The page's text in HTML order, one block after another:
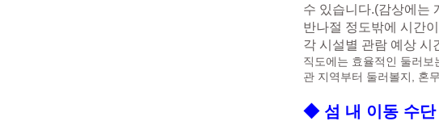
수 있습니다.(감상에는
반나절 정도밖에 시간
각 시설별 관람 예상 시
직도에는 효율적인 둘러
관 지역부터 둘러볼지, 혼
◆ 섬 내 이동 수단